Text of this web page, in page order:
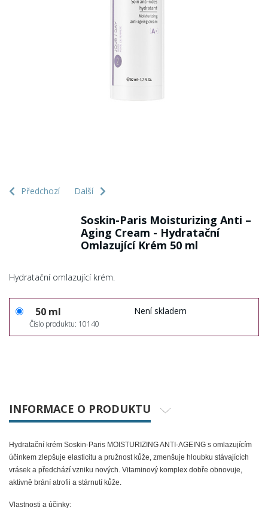
Předchozí Další
Soskin-Paris Moisturizing Anti –
Aging Cream - Hydratační
Omlazující Krém 50 ml
Hydratační omlazující krém.
50 ml
Číslo produktu: 10140
Není skladem
INFORMACE O PRODUKTU
Hydratační krém Soskin-Paris MOISTURIZING ANTI-AGEING s omlazujícím
účinkem zlepšuje elasticitu a pružnost kůže, zmenšuje hloubku stávajících
vrásek a předchází vzniku nových. Vitaminový komplex dobře obnovuje,
aktivně brání atrofii a stárnutí kůže.
Vlastnosti a účinky: